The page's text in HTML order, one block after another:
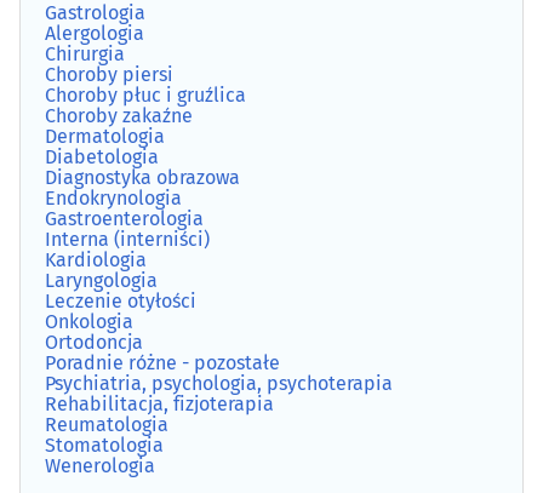
Medycyna estetyczna
Medycyna naturalna(30)
Medycyna pracy(12)
Medyczna aparatura i materiały
Medyczny i rehabilitacyjny sprzęt
Nefrologia(5)
Neurochirurgia(4)
Neurologia(21)
Gastrologia
Alergologia
Chirurgia
Choroby piersi
Choroby płuc i gruźlica
Choroby zakaźne
Dermatologia
Diabetologia
Diagnostyka obrazowa
Endokrynologia
Gastroenterologia
Interna (interniści)
Kardiologia
Laryngologia
Leczenie otyłości
Onkologia
Ortodoncja
Poradnie różne - pozostałe
Psychiatria, psychologia, psychoterapia
Rehabilitacja, fizjoterapia
Reumatologia
Stomatologia
Wenerologia